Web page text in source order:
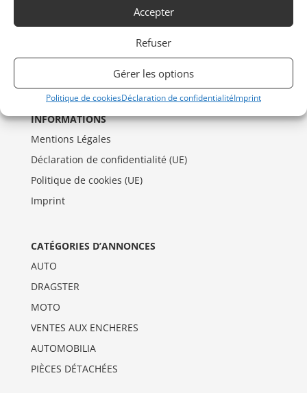
Accepter
Refuser
Gérer les options
Politique de cookiesDéclaration de confidentialitéImprint
INFORMATIONS
Mentions Légales
Déclaration de confidentialité (UE)
Politique de cookies (UE)
Imprint
CATÉGORIES D’ANNONCES
AUTO
DRAGSTER
MOTO
VENTES AUX ENCHERES
AUTOMOBILIA
PIÈCES DÉTACHÉES